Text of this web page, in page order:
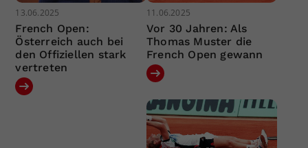
13.06.2025
French Open:
Österreich auch bei
den Offiziellen stark
vertreten
11.06.2025
Vor 30 Jahren: Als
Thomas Muster die
French Open gewann